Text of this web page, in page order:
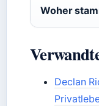
Woher
Declan